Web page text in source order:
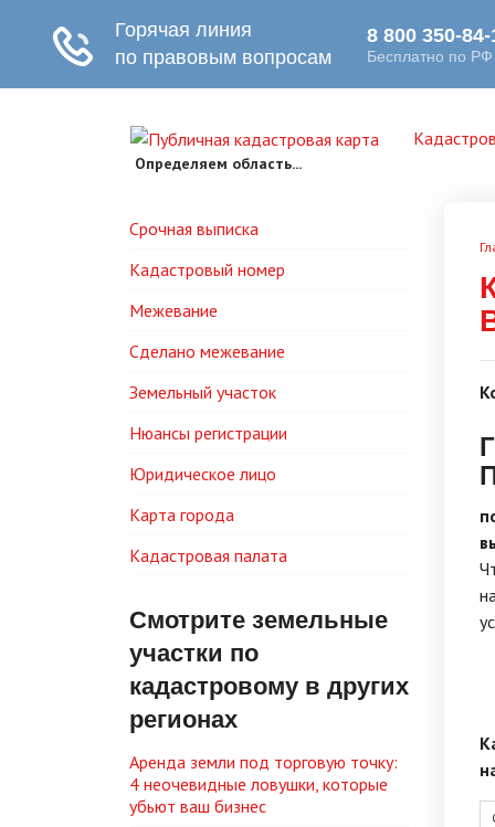
Определяем область...
Срочная выписка
Кадастровый номер
Межевание
Сделано межевание
Земельный участок
Нюансы регистрации
Юридическое лицо
Карта города
Кадастровая палата
Смотрите земельные
участки по
кадастровому в других
регионах
Аренда земли под торговую точку:
4 неочевидные ловушки, которые
убьют ваш бизнес